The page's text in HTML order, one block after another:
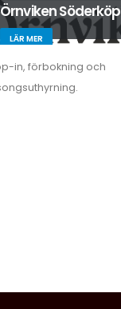
Örnviken
LÄR MER
in, förbokning och